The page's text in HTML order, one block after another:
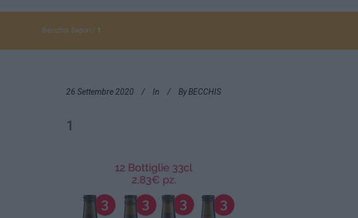
Becchis Sapori / 1
26 Settembre 2020 In By BECCHIS
1